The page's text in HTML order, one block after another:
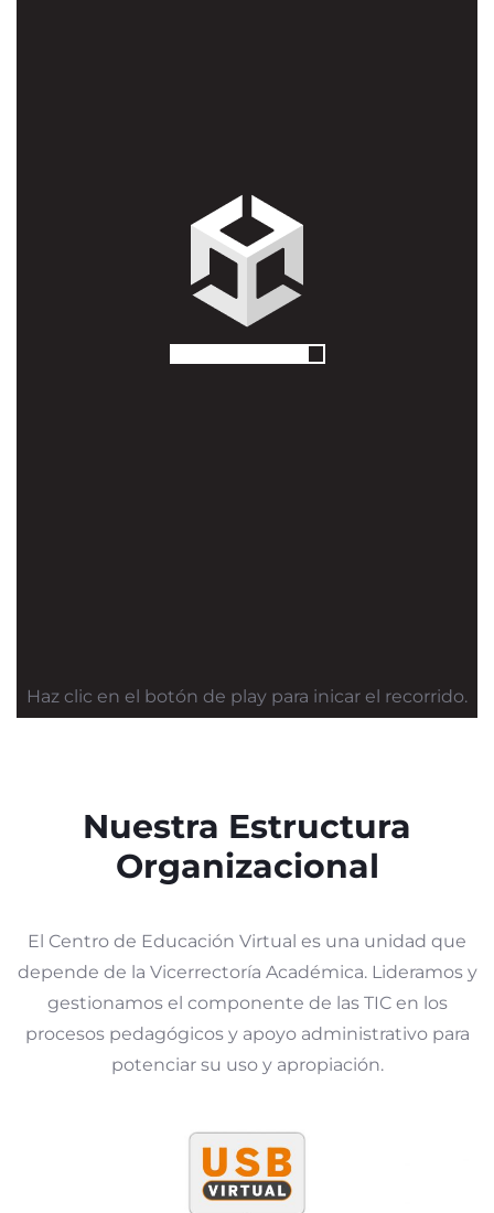
Haz clic en el botón de play para inicar el recorrido.
Nuestra Estructura
Organizacional
El Centro de Educación Virtual es una unidad que
depende de la Vicerrectoría Académica. Lideramos y
gestionamos el componente de las TIC en los
procesos pedagógicos y apoyo administrativo para
potenciar su uso y apropiación.